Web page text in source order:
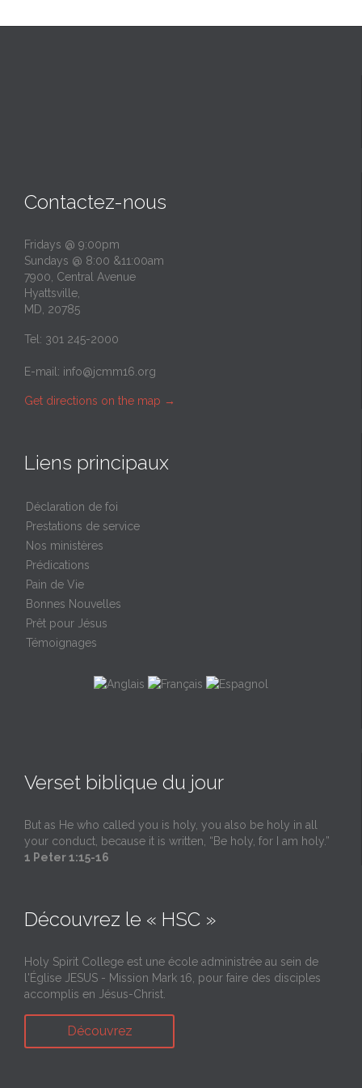
Contactez-nous
Fridays @ 9:00pm
Sundays @ 8:00 &11:00am
7900, Central Avenue
Hyattsville,
MD, 20785
Tel: 301 245-2000
E-mail: info@jcmm16.org
Get directions on the map →
Liens principaux
Déclaration de foi
Prestations de service
Nos ministères
Prédications
Pain de Vie
Bonnes Nouvelles
Prêt pour Jésus
Témoignages
Verset biblique du jour
But as He who called you is holy, you also be holy in all
your conduct, because it is written, “Be holy, for I am holy.”
1 Peter 1:15-16
Découvrez le « HSC »
Holy Spirit College est une école administrée au sein de
l'Église JESUS - Mission Mark 16, pour faire des disciples
accomplis en Jésus-Christ.
Découvrez